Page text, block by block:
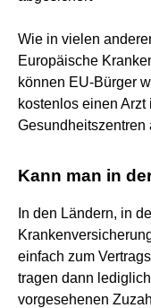
Wie in vielen
Europäische
können EU-Bürger
kostenlos einen
Gesundheitszentren
Kann man in
In den Ländern, in
einfach zum
tragen dann
vorgesehenen